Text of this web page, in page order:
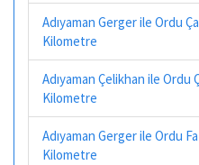
Adıyaman Gerger ile Ordu
Kilometre
Adıyaman Çelikhan ile Ordu
Kilometre
Adıyaman Gerger ile Ordu
Kilometre